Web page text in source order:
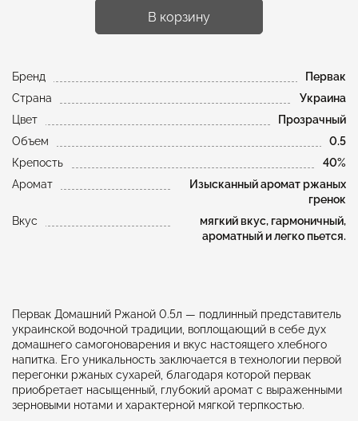
В корзину
Бренд
Первак
Страна
Украина
Цвет
Прозрачный
Объем
0.5
Крепость
40%
Аромат
Изысканный аромат ржаных
гренок
Вкус
мягкий вкус, гармоничный,
ароматный и легко пьется.
Первак Домашний Ржаной 0.5л — подлинный представитель
украинской водочной традиции, воплощающий в себе дух
домашнего самогоноварения и вкус настоящего хлебного
напитка. Его уникальность заключается в технологии первой
перегонки ржаных сухарей, благодаря которой первак
приобретает насыщенный, глубокий аромат с выраженными
зерновыми нотами и характерной мягкой терпкостью.